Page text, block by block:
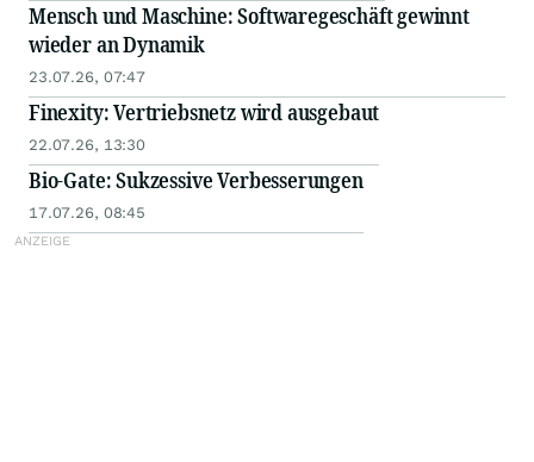
Mensch und Maschine: Softwaregeschäft gewinnt
wieder an Dynamik
23.07.26, 07:47
Finexity: Vertriebsnetz wird ausgebaut
22.07.26, 13:30
Bio-Gate: Sukzessive Verbesserungen
17.07.26, 08:45